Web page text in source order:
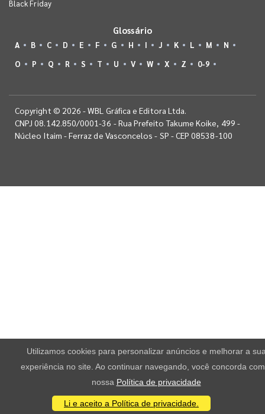
Black Friday
Glossário
A B C D E F G H I J K L M
N
O
P Q R S T U V W X Z 0-9
Copyright © 2026 - WBL Gráfica e Editora Ltda.
CNPJ 08.142.850/0001-36 - Rua Prefeito Takume Koike, 499 -
Núcleo Itaim - Ferraz de Vasconcelos - SP - CEP 08538-100
Utilizamos cookies para personalizar anúncios e melhorar a
experiência no site. Ao continuar navegando, você concorda
nossa Política de privacidade
Li e aceito a Política de privacidade.